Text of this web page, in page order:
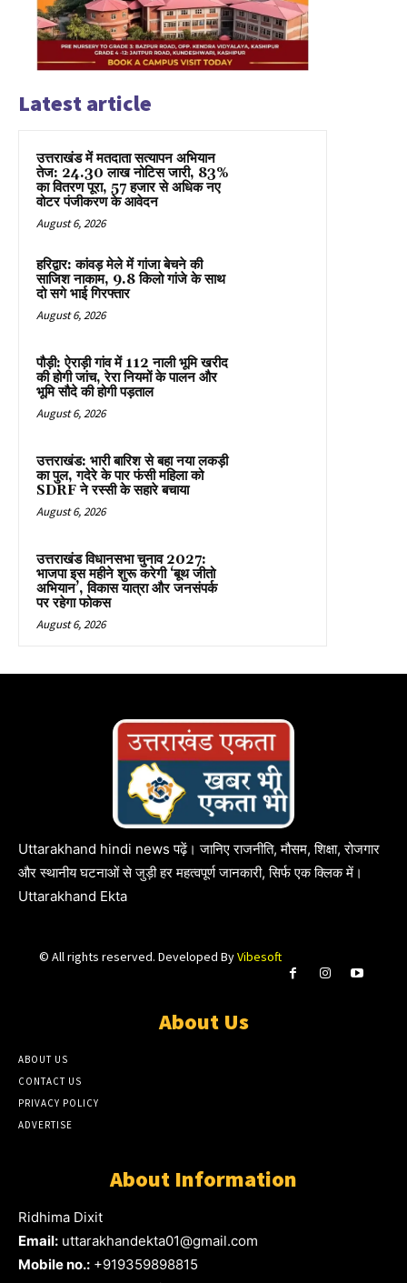
Latest article
उत्तराखंड में मतदाता सत्यापन अभियान
तेज: 24.30 लाख नोटिस जारी, 83%
का वितरण पूरा, 57 हजार से अधिक नए
वोटर पंजीकरण के आवेदन
August 6, 2026
हरिद्वार: कांवड़ मेले में गांजा बेचने की
साजिश नाकाम, 9.8 किलो गांजे के साथ
दो सगे भाई गिरफ्तार
August 6, 2026
पौड़ी: ऐराड़ी गांव में 112 नाली भूमि खरीद
की होगी जांच, रेरा नियमों के पालन और
भूमि सौदे की होगी पड़ताल
August 6, 2026
उत्तराखंड: भारी बारिश से बहा नया लकड़ी
का पुल, गदेरे के पार फंसी महिला को
SDRF ने रस्सी के सहारे बचाया
August 6, 2026
उत्तराखंड विधानसभा चुनाव 2027:
भाजपा इस महीने शुरू करेगी ‘बूथ जीतो
अभियान’, विकास यात्रा और जनसंपर्क
पर रहेगा फोकस
August 6, 2026
Uttarakhand hindi news पढ़ें। जानिए राजनीति, मौसम, शिक्षा, रोजगार
और स्थानीय घटनाओं से जुड़ी हर महत्वपूर्ण जानकारी, सिर्फ एक क्लिक में।
Uttarakhand Ekta
© All rights reserved. Developed ByVibesoft
About Us
ABOUT US
CONTACT US
PRIVACY POLICY
ADVERTISE
About Information
Ridhima Dixit
Email: uttarakhandekta01@gmail.com
Mobile no.: +919359898815